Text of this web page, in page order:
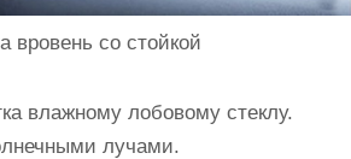
со стойкой
влажному лобовому стеклу.
лучами.